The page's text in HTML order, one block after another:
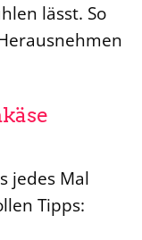
lässt. So
jedes Mal
Tipps: